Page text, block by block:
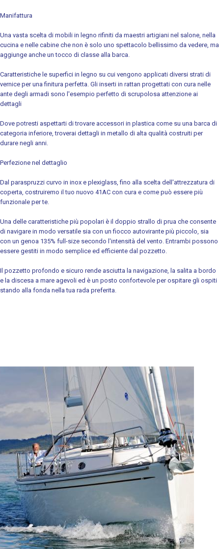
Manifattura
Una vasta scelta di mobili in legno rifiniti da maestri artigiani nel salone, nella
cucina e nelle cabine che non è solo uno spettacolo bellissimo da vedere, ma
aggiunge anche un tocco di classe alla barca.
Caratteristiche le superfici in legno su cui vengono applicati diversi strati di
vernice per una finitura perfetta. Gli inserti in rattan progettati con cura nelle
ante degli armadi sono l'esempio perfetto di scrupolosa attenzione ai
dettagli
Dove potresti aspettarti di trovare accessori in plastica come su una barca di
categoria inferiore, troverai dettagli in metallo di alta qualità costruiti per
durare negli anni.
Perfezione nel dettaglio
Dal paraspruzzi curvo in inox e plexiglass, fino alla scelta dell'attrezzatura di
coperta, costruiremo il tuo nuovo 41AC con cura e come può essere più
funzionale per te.
Una delle caratteristiche più popolari è il doppio strallo di prua che consente
di navigare in modo versatile sia con un fiocco autovirante più piccolo, sia
con un genoa 135% full-size secondo l'intensità del vento. Entrambi possono
essere gestiti in modo semplice ed efficiente dal pozzetto.
Il pozzetto profondo e sicuro rende asciutta la navigazione, la salita a bordo
e la discesa a mare agevoli ed è un posto confortevole per ospitare gli ospiti
stando alla fonda nella tua rada preferita.